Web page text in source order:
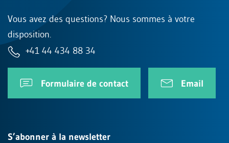
Vous avez des questions? Nous sommes à votre
disposition.
+41 44 434 88 34
Formulaire de contact Email
S’abonner à la newsletter